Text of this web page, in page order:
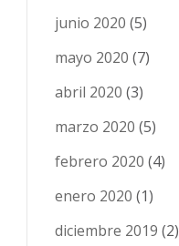
junio 2020 (5)
mayo 2020 (7)
abril 2020 (3)
marzo 2020 (5)
febrero 2020 (4)
enero 2020 (1)
diciembre 2019 (2)